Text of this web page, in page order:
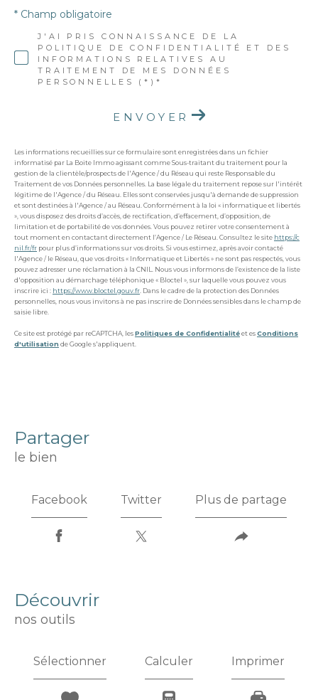
J'AI PRIS CONNAISSANCE DE LA
POLITIQUE DE CONFIDENTIALITÉ ET DES
INFORMATIONS RELATIVES AU
TRAITEMENT DE MES DONNÉES
PERSONNELLES (*)*
* Champ obligatoire
ENVOYER
Les informations recueillies sur ce formulaire sont enregistrées dans un fichier
informatisé par La Boite Immo agissant comme Sous-traitant du traitement pour la
gestion de la clientèle/prospects de l'Agence / du Réseau qui reste Responsable du
Traitement de vos Données personnelles. La base légale du traitement repose sur l'intérêt
légitime de l'Agence / du Réseau. Elles sont conservées jusqu'à demande de suppression
et sont destinées à l'Agence / au Réseau. Conformément à la loi « informatique et libertés
», vous disposez des droits d’accès, de rectification, d’effacement, d’opposition, de
limitation et de portabilité de vos données. Vous pouvez retirer votre consentement à
tout moment en contactant directement l’Agence / Le Réseau. Consultez le site https://c
nil.fr/fr pour plus d’informations sur vos droits. Si vous estimez, après avoir contacté
l'Agence / le Réseau, que vos droits « Informatique et Libertés » ne sont pas respectés, vous
pouvez adresser une réclamation à la CNIL. Nous vous informons de l’existence de la liste
d'opposition au démarchage téléphonique « Bloctel », sur laquelle vous pouvez vous
inscrire ici : https://www.bloctel.gouv.fr. Dans le cadre de la protection des Données
personnelles, nous vous invitons à ne pas inscrire de Données sensibles dans le champ de
saisie libre.
Ce site est protégé par reCAPTCHA, lesPolitiques de Confidentialitéet esConditions
d'utilisation de Google s'appliquent.
partager
le bien
Facebook Twitter Plus de partage
découvrir
nos outils
Sélectionner Calculer Imprimer